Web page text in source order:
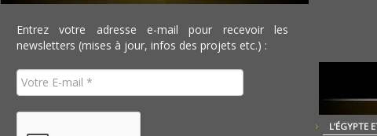
Entrez votre adresse e-mail pour recevoir les
newsletters (mises à jour, infos des projets etc.) :
L’ÉGYPTE